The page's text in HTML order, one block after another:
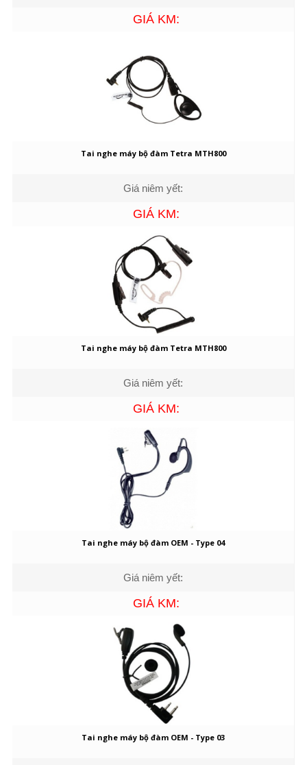
GIÁ KM:
Tai nghe máy bộ đàm Tetra MTH800
Giá niêm yết:
GIÁ KM:
Tai nghe máy bộ đàm Tetra MTH800
Giá niêm yết:
GIÁ KM:
Tai nghe máy bộ đàm OEM - Type 04
Giá niêm yết:
GIÁ KM:
Tai nghe máy bộ đàm OEM - Type 03